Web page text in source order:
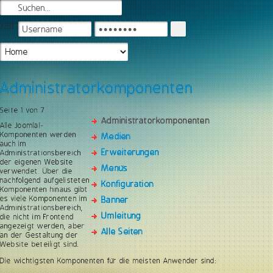
Login
Administratorkomponenten
Administratorkomponenten
Medien
Erweiterungen
Menüs
Konfiguration
Banner
Umleitung
Alle Seiten
Seite 1 von 7
Alle Joomla!-
Komponenten werden
auch im
Administrationsbereich
der eigenen Website
verwendet. Über die
nachfolgend aufgelisteten
Komponenten hinaus gibt
es viele Komponenten im
Administrationsbereich,
die nicht im Frontend
angezeigt werden, aber
an der Gestaltung der
Website beteiligt sind.
Die wichtigsten Komponenten für die meisten Anwender sind: